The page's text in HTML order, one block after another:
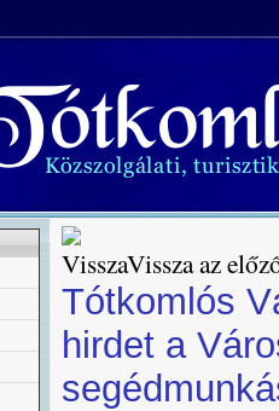
Vissza az
Tótkomlós
hirdet a